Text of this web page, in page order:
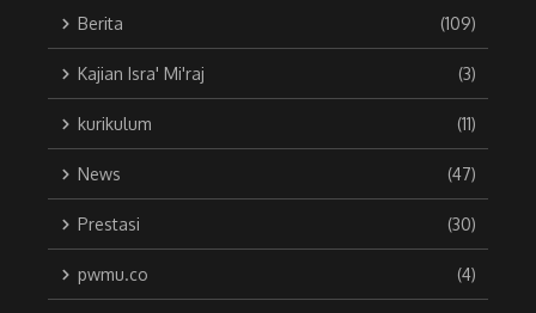
Berita (109)
Kajian Isra' Mi'raj (3)
kurikulum (11)
News (47)
Prestasi (30)
pwmu.co (4)